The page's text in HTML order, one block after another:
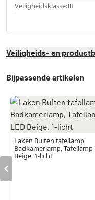
Veiligheidsklasse:III
Veiligheids- en
Bijpassende artikelen
Laken Buiten tafellamp,
Badkamerlamp, Tafellamp
Beige, 1-licht